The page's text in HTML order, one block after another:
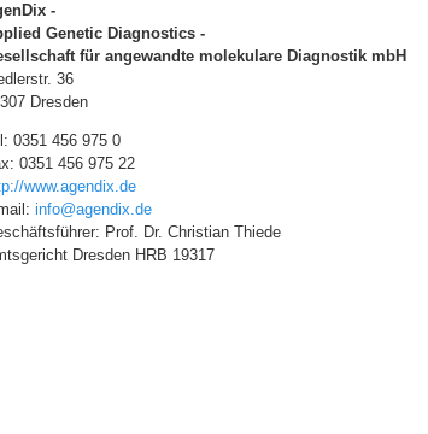
-
Genetic Diagnostics -
für angewandte molekulare Diagnostik mbH
36
Dresden
0351 456 975 0
0351 456 975 22
www.agendix.de
info@agendix.de
Prof. Dr. Christian Thiede
Dresden HRB 19317